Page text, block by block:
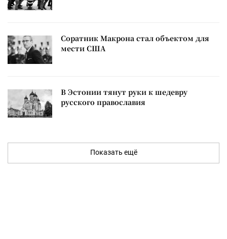
Соратник Макрона стал объектом для
мести США
В Эстонии тянут руки к шедевру
русского православия
Показать ещё